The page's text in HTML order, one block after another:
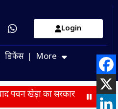
Login
डिफेंस More
बड़ा हमला बसपा विधायक